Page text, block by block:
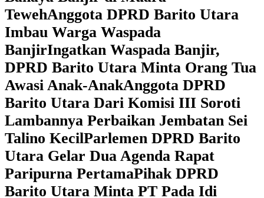
TewehAnggota DPRD Barito Utara
Imbau Warga Waspada
BanjirIngatkan Waspada Banjir,
DPRD Barito Utara Minta Orang Tua
Awasi Anak-AnakAnggota DPRD
Barito Utara Dari Komisi III Soroti
Lambannya Perbaikan Jembatan Sei
Talino KecilParlemen DPRD Barito
Utara Gelar Dua Agenda Rapat
Paripurna PertamaPihak DPRD
Barito Utara Minta PT Pada Idi